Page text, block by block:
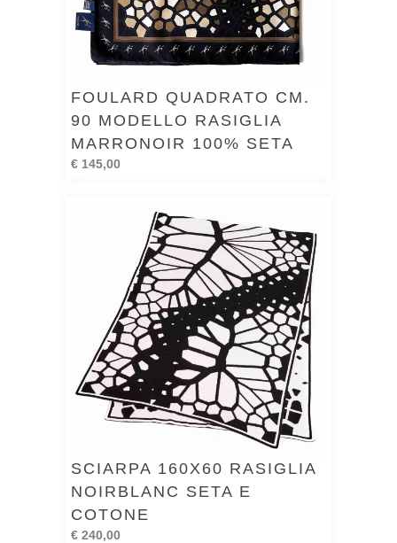
FOULARD QUADRATO CM.
90 MODELLO RASIGLIA
MARRONOIR 100% SETA
€ 145,00
SCIARPA 160X60 RASIGLIA
NOIRBLANC SETA E
COTONE
€ 240,00